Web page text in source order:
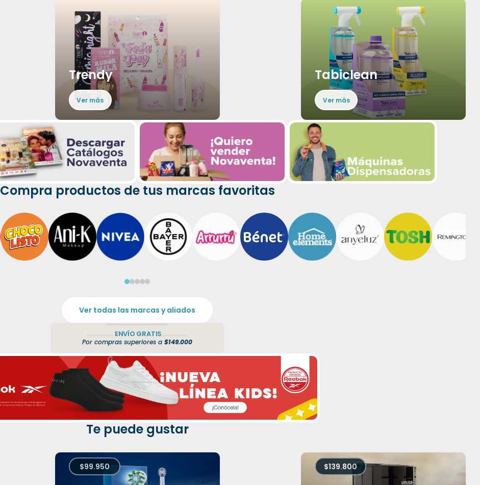
Trendy
Ver más
Tabiclean
Ver más
Compra productos de tus marcas favoritas
Ver todas las marcas y aliados
ENVÍO GRATIS
Por compras superiores a $149.000
Te puede gustar
$99.950 $139.800